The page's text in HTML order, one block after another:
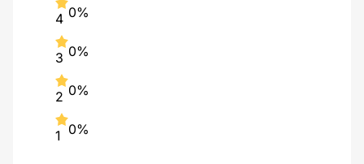
4 0%
3 0%
2 0%
1 0%